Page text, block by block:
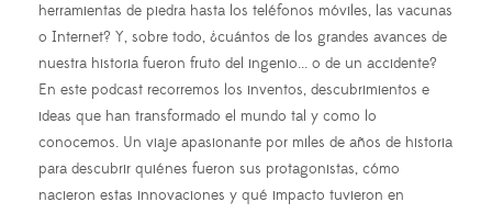
herramientas de piedra hasta los teléfonos móviles, las vacunas
o Internet? Y, sobre todo, ¿cuántos de los grandes avances de
nuestra historia fueron fruto del ingenio... o de un accidente?
En este podcast recorremos los inventos, descubrimientos e
ideas que han transformado el mundo tal y como lo
conocemos. Un viaje apasionante por miles de años de historia
para descubrir quiénes fueron sus protagonistas, cómo
nacieron estas innovaciones y qué impacto tuvieron en